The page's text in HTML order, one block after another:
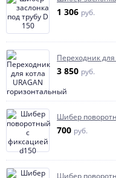
1 306 руб.
Переходник
3 850 руб.
Шибер
700 руб.
Шибер